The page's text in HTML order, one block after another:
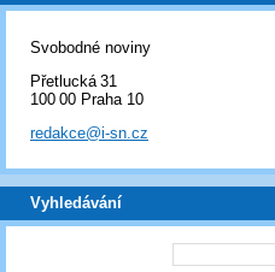
Svobodné noviny
Přetlucká 31
100 00 Praha 10
redakce@i-sn.cz
Vyhledávání